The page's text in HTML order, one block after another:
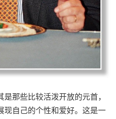
那些比较活泼开放的元首，
现自己的个性和爱好。这是一